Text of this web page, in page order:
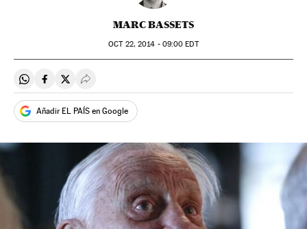
MARC BASSETS
OCT22, 2014 - 09:00 EDT
Compartir en Whatsapp
Compartir en Facebook
Compartir en Twitter
Desplegar Redes Sociales
Añadir EL PAÍS en Google